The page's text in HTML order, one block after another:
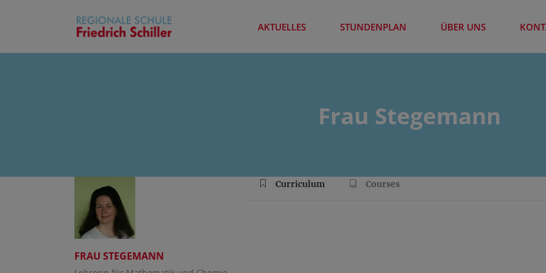
AKTUELLES STUNDENPLAN ÜBER UNS
Frau Stegemann
FRAU STEGEMANN
Curriculum Courses